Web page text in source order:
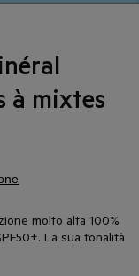
à mixtes
molto alta 100%
La sua tonalità
ottimale